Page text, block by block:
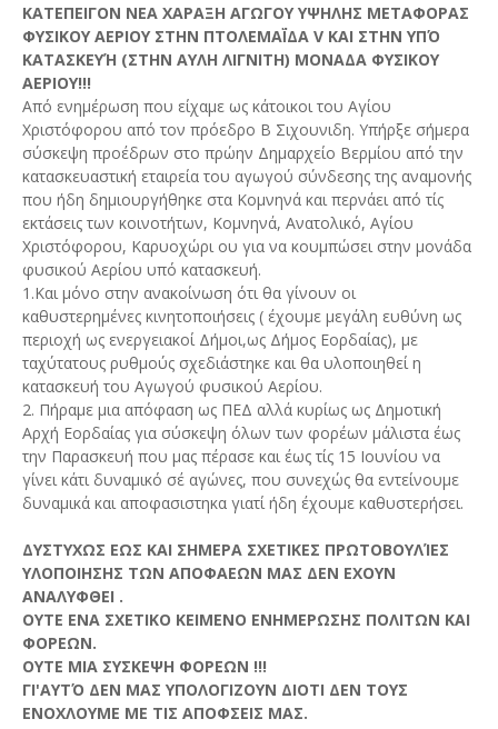
ΚΑΤΕΠΕΙΓΟΝ ΝΕΑ ΧΑΡΑΞΗ ΑΓΩΓΟΥ ΥΨΗΛΗΣ ΜΕΤΑΦΟΡΑΣ
ΦΥΣΙΚΟΥ ΑΕΡΙΟΥ ΣΤΗΝ ΠΤΟΛΕΜΑΪ́ΔΑ V ΚΑΙ ΣΤΗΝ ΥΠΌ
ΚΑΤΑΣΚΕΥΉ (ΣΤΗΝ ΑΥΛΗ ΛΙΓΝΙΤΗ) ΜΟΝΑΔΑ ΦΥΣΙΚΟΥ
ΑΕΡΙΟΥ!!!
Από ενημέρωση που είχαμε ως κάτοικοι του Αγίου
Χριστόφορου από τον πρόεδρο Β Σιχουνιδη. Υπήρξε σήμερα
σύσκεψη προέδρων στο πρώην Δημαρχείο Βερμίου από την
κατασκευαστική εταιρεία του αγωγού σύνδεσης της αναμονής
που ήδη δημιουργήθηκε στα Κομνηνά και περνάει από τίς
εκτάσεις των κοινοτήτων, Κομνηνά, Ανατολικό, Αγίου
Χριστόφορου, Καρυοχώρι ου για να κουμπώσει στην μονάδα
φυσικού Αερίου υπό κατασκευή.
1.Και μόνο στην ανακοίνωση ότι θα γίνουν οι
καθυστερημένες κινητοποιήσεις ( έχουμε μεγάλη ευθύνη ως
περιοχή ως ενεργειακοί Δήμοι,ως Δήμος Εορδαίας), με
ταχύτατους ρυθμούς σχεδιάστηκε και θα υλοποιηθεί η
κατασκευή του Αγωγού φυσικού Αερίου.
2. Πήραμε μια απόφαση ως ΠΕΔ αλλά κυρίως ως Δημοτική
Αρχή Εορδαίας για σύσκεψη όλων των φορέων μάλιστα έως
την Παρασκευή που μας πέρασε και έως τίς 15 Ιουνίου να
γίνει κάτι δυναμικό σέ αγώνες, που συνεχώς θα εντείνουμε
δυναμικά και αποφασιστηκα γιατί ήδη έχουμε καθυστερήσει.
ΔΥΣΤΥΧΩΣ ΕΩΣ ΚΑΙ ΣΗΜΕΡΑ ΣΧΕΤΙΚΕΣ ΠΡΩΤΟΒΟΥΛΊΕΣ
ΥΛΟΠΟΙΗΣΗΣ ΤΩΝ ΑΠΟΦΑΕΩΝ ΜΑΣ ΔΕΝ ΕΧΟΥΝ
ΑΝΑΛΥΦΘΕΙ .
ΟΥΤΕ ΕΝΑ ΣΧΕΤΙΚΟ ΚΕΙΜΕΝΟ ΕΝΗΜΕΡΩΣΗΣ ΠΟΛΙΤΩΝ ΚΑΙ
ΦΟΡΕΩΝ.
ΟΥΤΕ ΜΙΑ ΣΥΣΚΕΨΗ ΦΟΡΕΩΝ !!!
ΓΙ'ΑΥΤΌ ΔΕΝ ΜΑΣ ΥΠΟΛΟΓΙΖΟΥΝ ΔΙΟΤΙ ΔΕΝ ΤΟΥΣ
ΕΝΟΧΛΟΥΜΕ ΜΕ ΤΙΣ ΑΠΟΦΣΕΙΣ ΜΑΣ.